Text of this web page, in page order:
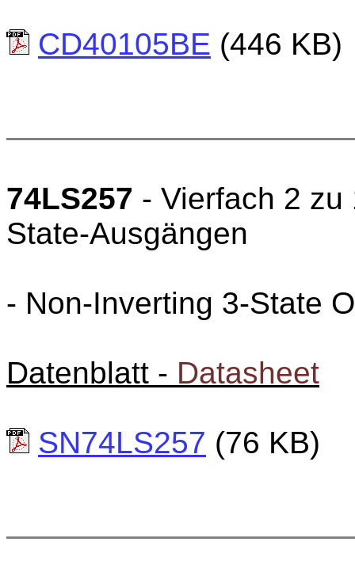
CD40105BE (446 KB)
74LS257 - Vierfach 2 zu
State-Ausgängen
- Non-Inverting 3-State
Datenblatt - Datasheet
SN74LS257 (76 KB)